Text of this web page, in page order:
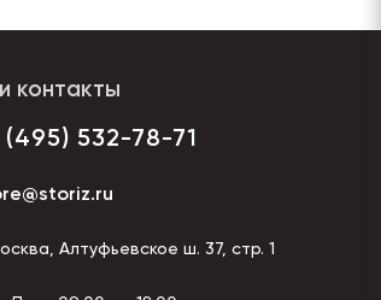
контакты
(495) 532-78-71
Алтуфьевское ш. 37, стр. 1